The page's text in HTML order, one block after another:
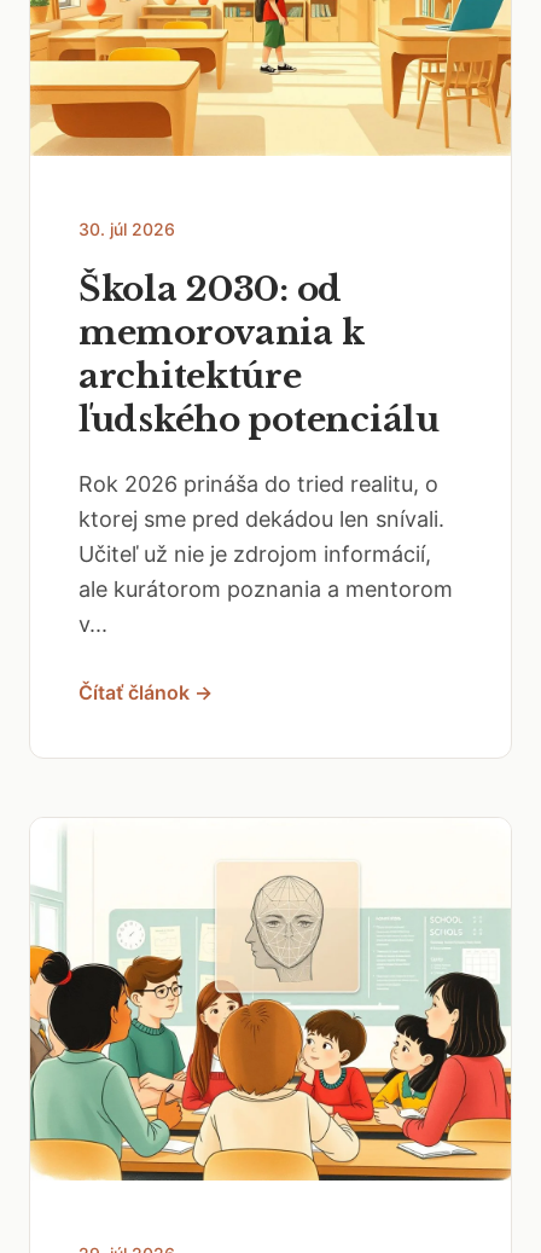
30. júl 2026
Škola 2030: od
memorovania k
architektúre
ľudského potenciálu
Rok 2026 prináša do tried realitu, o
ktorej sme pred dekádou len snívali.
Učiteľ už nie je zdrojom informácií,
ale kurátorom poznania a mentorom
v...
Čítať článok →